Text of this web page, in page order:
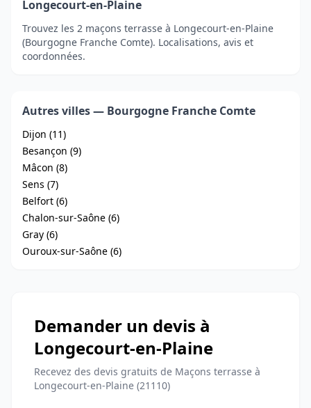
Longecourt-en-Plaine
Trouvez les 2 maçons terrasse à Longecourt-en-Plaine
(Bourgogne Franche Comte). Localisations, avis et
coordonnées.
Autres villes — Bourgogne Franche Comte
Dijon (11)
Besançon (9)
Mâcon (8)
Sens (7)
Belfort (6)
Chalon-sur-Saône (6)
Gray (6)
Ouroux-sur-Saône (6)
Demander un devis à
Longecourt-en-Plaine
Recevez des devis gratuits de Maçons terrasse à
Longecourt-en-Plaine (21110)